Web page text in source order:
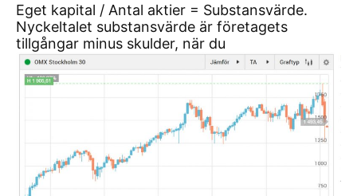
Eget kapital / Antal aktier = Substansvärde.
Nyckeltalet substansvärde är företagets
tillgångar minus skulder, när du